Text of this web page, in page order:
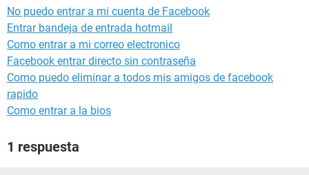
No puedo entrar a mi cuenta de Facebook
Entrar bandeja de entrada hotmail
Como entrar a mi correo electronico
Facebook entrar directo sin contraseña
Como puedo eliminar a todos mis amigos de facebook
rapido
Como entrar a la bios
1 respuesta